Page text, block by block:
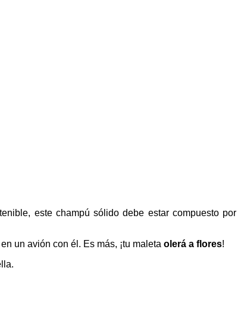
este champú sólido debe estar compuesto por
un avión con él. Es más, ¡tu maleta olerá a flores!